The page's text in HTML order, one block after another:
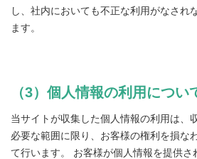
し、社内においても不正な利用がなされ
ます。
（3）個人情報の利用につい
当サイトが収集した個人情報の利用は、
必要な範囲に限り、お客様の権利を損な
て行います。 お客様が個人情報を提供さ